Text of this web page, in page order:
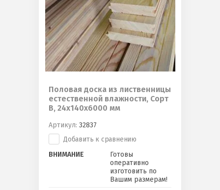
Половая доска из лиственницы
естественной влажности, Сорт
B, 24х140х6000 мм
Артикул: 32837
Добавить к сравнению
ВНИМАНИЕ
Готовы
оперативно
изготовить по
Вашим размерам!